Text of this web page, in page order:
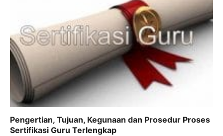
Pengertian, Tujuan, Kegunaan dan Prosedur Proses
Sertifikasi Guru Terlengkap